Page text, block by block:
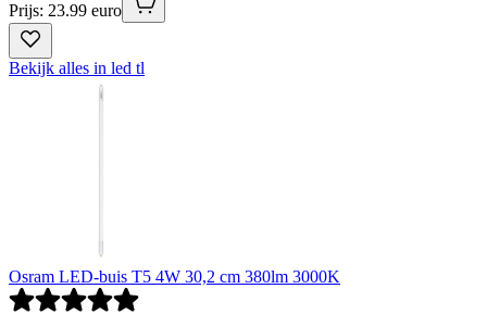
Prijs: 23.99 euro
Bekijk alles in led tl
Osram LED-buis T5 4W 30,2 cm 380lm 3000K